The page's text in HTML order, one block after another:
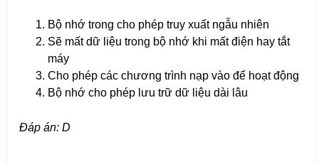
Bộ nhớ trong cho phép truy xuất ngẫu nhiên
Sẽ mất dữ liệu trong bộ nhớ khi mất điện hay tắt
máy
Cho phép các chương trình nạp vào để hoạt động
Bộ nhớ cho phép lưu trữ dữ liệu dài lâu
Đáp án: D